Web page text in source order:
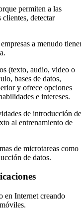
permiten a las
detectar
a menudo
(texto, audio, video o
bases de datos,
y ofrece opciones
e intereses.
de introducción de
al entrenamiento de
de microtareas como
de datos.
en Internet creando